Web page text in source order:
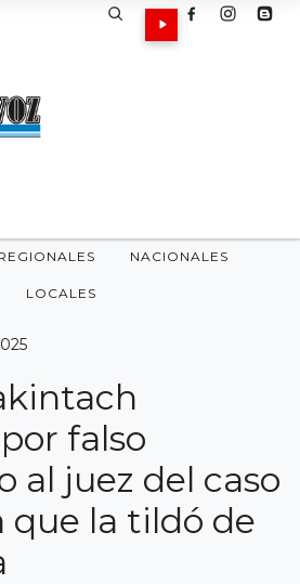
NACIONALES
LOCALES
falso
al juez del caso
que la tildó de